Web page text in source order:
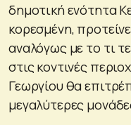
δημοτική ενότητα
κορεσμένη,
αναλόγως με το τι
στις κοντινές
Γεωργίου θα
μεγαλύτερες